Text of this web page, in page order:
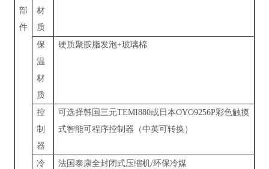
部
件
材
质
保
温
材
质
硬质聚胺脂发泡+玻璃棉
控
制
器
可选择韩国三元TEMI880或日本OYO9256P彩色触摸
式智能可程序控制器（中英可转换）
冷
法国泰康全封闭式压缩机/环保冷媒